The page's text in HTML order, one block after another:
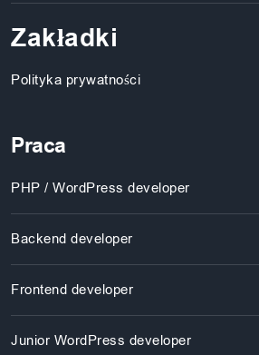
Zakładki
Polityka prywatności
Praca
PHP / WordPress developer
Backend developer
Frontend developer
Junior WordPress developer